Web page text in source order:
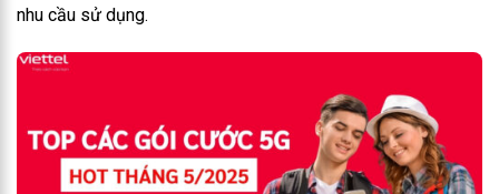
nhu cầu sử dụng.